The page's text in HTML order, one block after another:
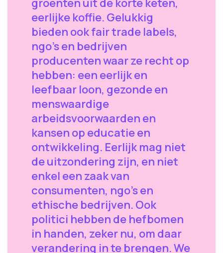
eerlijke koffie. Gelukkig
bieden ook fair trade labels,
ngo's en bedrijven
producenten waar ze recht op
hebben: een eerlijk en
leefbaar loon, gezonde en
menswaardige
arbeidsvoorwaarden en
kansen op educatie en
ontwikkeling. Eerlijk mag niet
de uitzondering zijn, en niet
enkel een zaak van
consumenten, ngo's en
ethische bedrijven. Ook
politici hebben de hefbomen
in handen, zeker nu, om daar
verandering in te brengen. We